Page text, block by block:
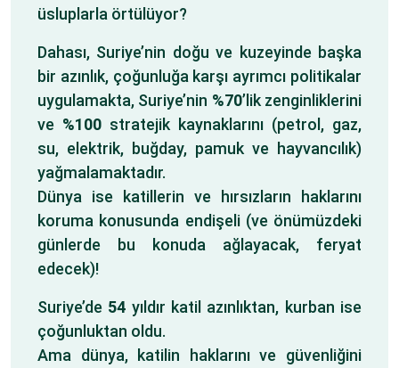
üsluplarla örtülüyor?
Dahası, Suriye’nin doğu ve kuzeyinde başka
bir azınlık, çoğunluğa karşı ayrımcı politikalar
uygulamakta, Suriye’nin %70’lik zenginliklerini
ve %100 stratejik kaynaklarını (petrol, gaz,
su, elektrik, buğday, pamuk ve hayvancılık)
yağmalamaktadır.
Dünya ise katillerin ve hırsızların haklarını
koruma konusunda endişeli (ve önümüzdeki
günlerde bu konuda ağlayacak, feryat
edecek)!
Suriye’de 54 yıldır katil azınlıktan, kurban ise
çoğunluktan oldu.
Ama dünya, katilin haklarını ve güvenliğini